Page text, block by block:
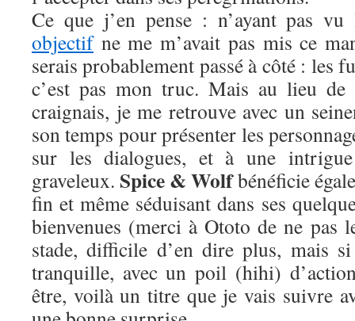
Ce que j’en pense : n’ayant pas
objectifne me m’avait pas mis ce
serais probablement passé à côté : les
c’est pas mon truc. Mais au lieu de
craignais, je me retrouve avec un
son temps pour présenter les
sur les dialogues, et à une
graveleux. Spice & Wolfbénéficie
fin et même séduisant dans ses
bienvenues (merci à Ototo de ne pas
stade, difficile d’en dire plus, mais
tranquille, avec un poil (hihi)
être, voilà un titre que je vais suivre